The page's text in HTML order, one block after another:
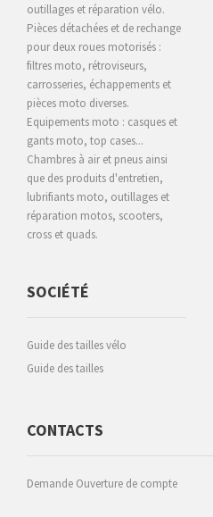
outillages et réparation vélo.
Pièces détachées et de rechange
pour deux roues motorisés :
filtres moto, rétroviseurs,
carrosseries, échappements et
pièces moto diverses.
Equipements moto : casques et
gants moto, top cases...
Chambres à air et pneus ainsi
que des produits d'entretien,
lubrifiants moto, outillages et
réparation motos, scooters,
cross et quads.
SOCIÉTÉ
Guide des tailles vélo
Guide des tailles
CONTACTS
Demande Ouverture de compte